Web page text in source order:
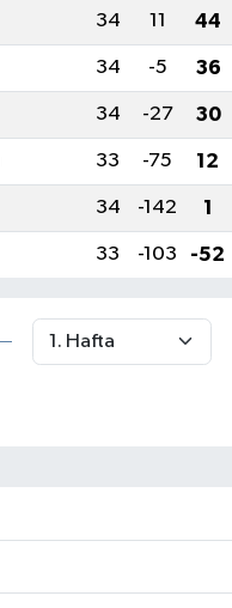
34 11 44
34 -5 36
34 -27 30
33 -75 12
34 -142 1
33 -103 -52